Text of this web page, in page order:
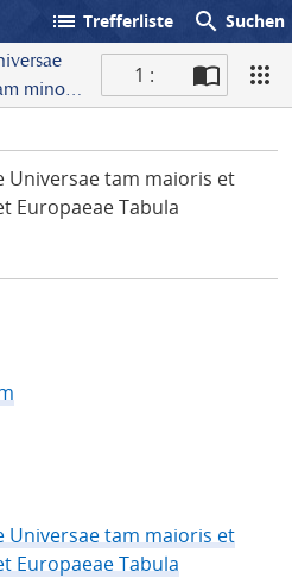
list Trefferliste search Suchen
minoris
1 :
Universae tam maioris et
Europaeae Tabula
Universae tam maioris et
Europaeae Tabula